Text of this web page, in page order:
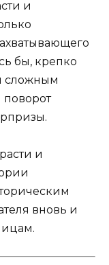
и
бы, крепко
сложным
и
вновь и